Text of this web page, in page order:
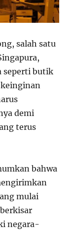
salah satu
seperti butik
demi
terus
bahwa
mulai
negara-